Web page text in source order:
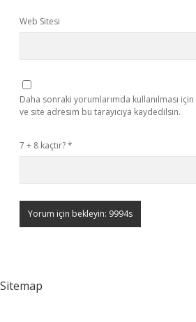
Web Sitesi
Daha sonraki yorumlarımda kullanılması
ve site adresim bu tarayıcıya kaydedilsin.
7 + 8 kaçtır?*
Sitemap